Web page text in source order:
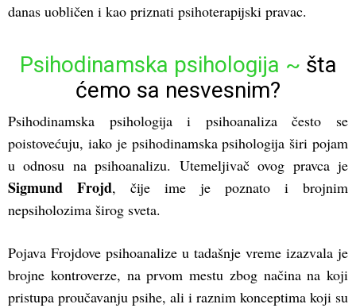
danas uobličen i kao priznati psihoterapijski pravac.
Psihodinamska psihologija ~ šta
ćemo sa nesvesnim?
Psihodinamska psihologija i psihoanaliza često se
poistovećuju, iako je psihodinamska psihologija širi pojam
u odnosu na psihoanalizu. Utemeljivač ovog pravca je
Sigmund Frojd, čije ime je poznato i brojnim
nepsiholozima širog sveta.
Pojava Frojdove psihoanalize u tadašnje vreme izazvala je
brojne kontroverze, na prvom mestu zbog načina na koji
pristupa proučavanju psihe, ali i raznim konceptima koji su